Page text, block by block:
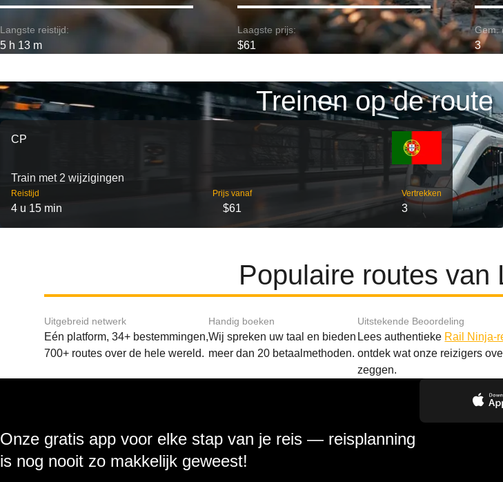
Langste reistijd:
5 h 13 m
Laagste prijs:
$61
Gem.
3
Treinen op de
CP
Train met 2 wijzigingen
Reistijd
4 u 15 min
Prijs vanaf
$61
Vertrekken
3
Populaire routes van
Uitgebreid netwerk
Eén platform, 34+ bestemmingen,
700+ routes over de hele wereld.
Handig boeken
Wij spreken uw taal en bieden
meer dan 20 betaalmethoden.
Uitstekende Beoordeling
Lees authentieke Rail Ninja-
ontdek wat onze reizigers
zeggen.
Onze gratis app voor elke stap van je reis — reisplanning
is nog nooit zo makkelijk geweest!